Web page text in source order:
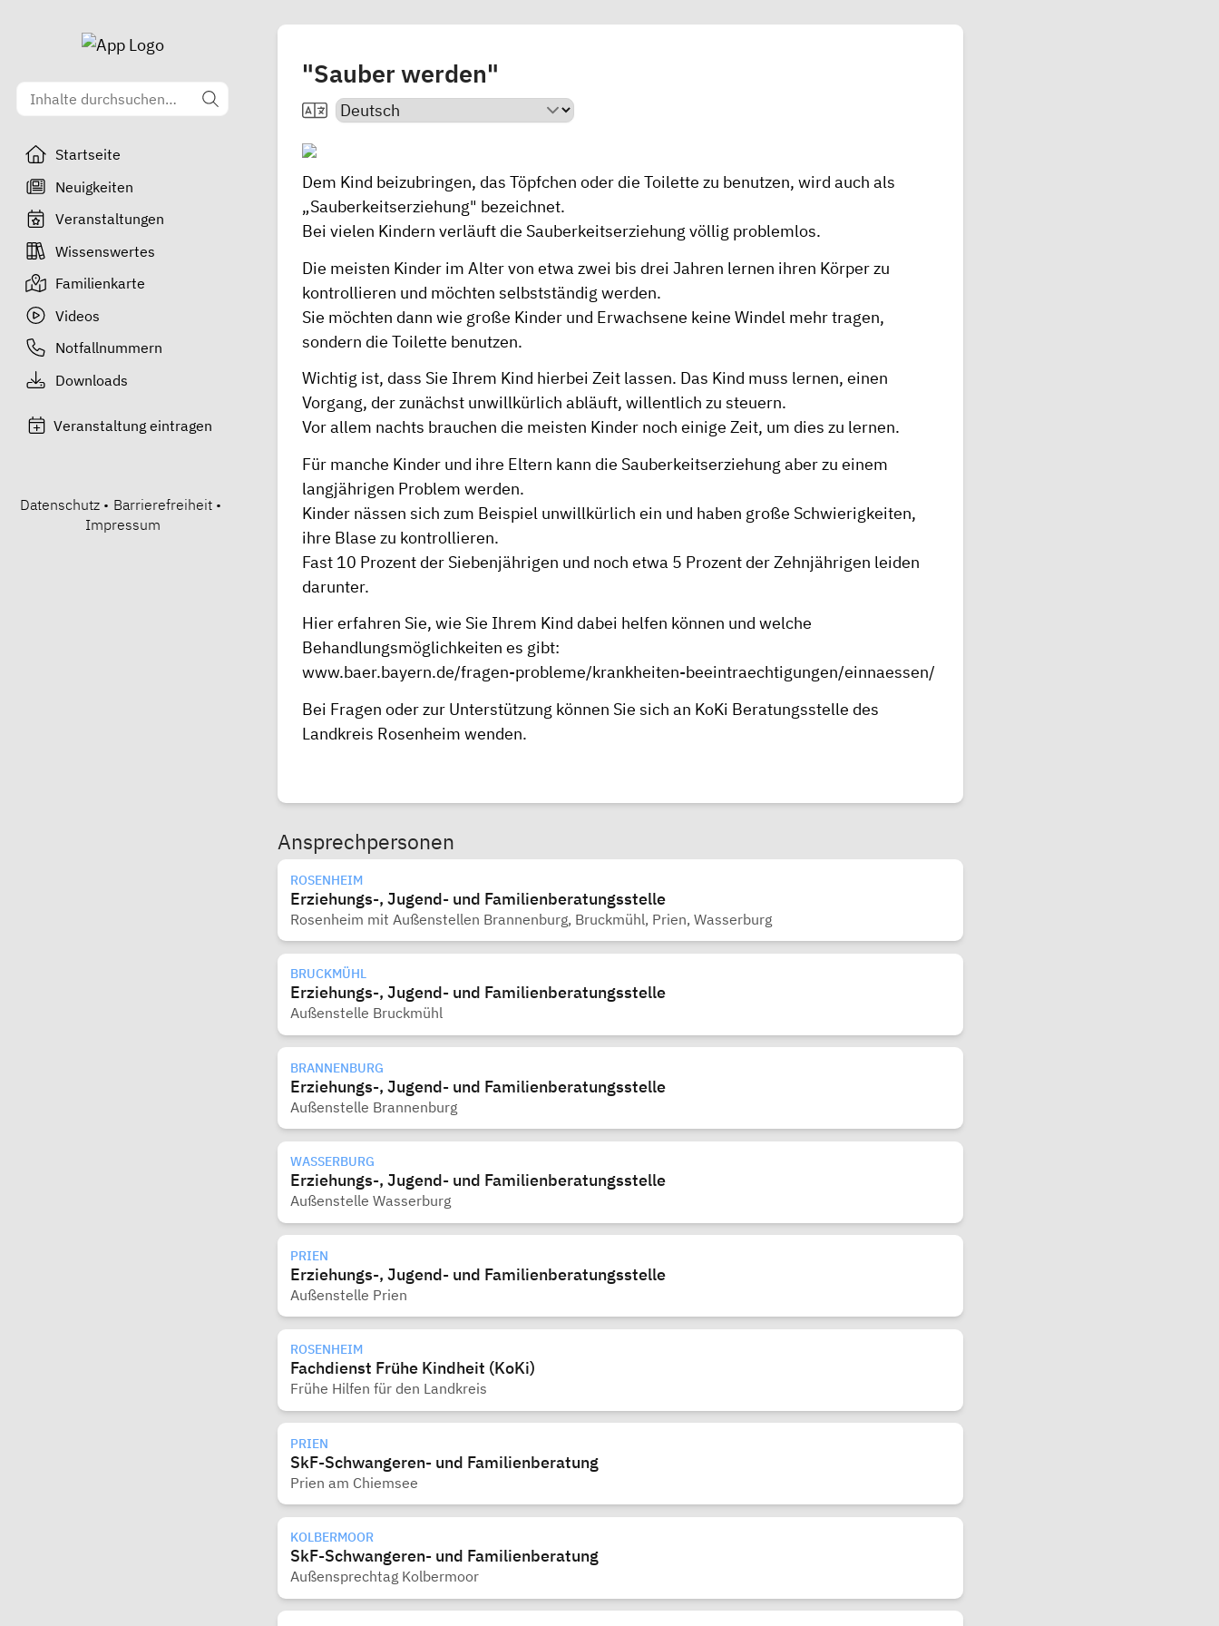
Startseite
Neuigkeiten
Veranstaltungen
Wissenswertes
Familienkarte
Videos
Notfallnummern
Downloads
Veranstaltung eintragen
Datenschutz • Barrierefreiheit •
Impressum
"Sauber werden"
Dem Kind beizubringen, das Töpfchen oder die Toilette zu benutzen, wird auch als
„Sauberkeitserziehung" bezeichnet.
Bei vielen Kindern verläuft die Sauberkeitserziehung völlig problemlos.
Die meisten Kinder im Alter von etwa zwei bis drei Jahren lernen ihren Körper zu
kontrollieren und möchten selbstständig werden.
Sie möchten dann wie große Kinder und Erwachsene keine Windel mehr tragen,
sondern die Toilette benutzen.
Wichtig ist, dass Sie Ihrem Kind hierbei Zeit lassen. Das Kind muss lernen, einen
Vorgang, der zunächst unwillkürlich abläuft, willentlich zu steuern.
Vor allem nachts brauchen die meisten Kinder noch einige Zeit, um dies zu lernen.
Für manche Kinder und ihre Eltern kann die Sauberkeitserziehung aber zu einem
langjährigen Problem werden.
Kinder nässen sich zum Beispiel unwillkürlich ein und haben große Schwierigkeiten,
ihre Blase zu kontrollieren.
Fast 10 Prozent der Siebenjährigen und noch etwa 5 Prozent der Zehnjährigen leiden
darunter.
Hier erfahren Sie, wie Sie Ihrem Kind dabei helfen können und welche
Behandlungsmöglichkeiten es gibt:
www.baer.bayern.de/fragen-probleme/krankheiten-beeintraechtigungen/einnaessen/
Bei Fragen oder zur Unterstützung können Sie sich an KoKi Beratungsstelle des
Landkreis Rosenheim wenden.
Ansprechpersonen
ROSENHEIM
Erziehungs-, Jugend- und Familienberatungsstelle
Rosenheim mit Außenstellen Brannenburg, Bruckmühl, Prien, Wasserburg
BRUCKMÜHL
Erziehungs-, Jugend- und Familienberatungsstelle
Außenstelle Bruckmühl
BRANNENBURG
Erziehungs-, Jugend- und Familienberatungsstelle
Außenstelle Brannenburg
WASSERBURG
Erziehungs-, Jugend- und Familienberatungsstelle
Außenstelle Wasserburg
PRIEN
Erziehungs-, Jugend- und Familienberatungsstelle
Außenstelle Prien
ROSENHEIM
Fachdienst Frühe Kindheit (KoKi)
Frühe Hilfen für den Landkreis
PRIEN
SkF-Schwangeren- und Familienberatung
Prien am Chiemsee
KOLBERMOOR
SkF-Schwangeren- und Familienberatung
Außensprechtag Kolbermoor